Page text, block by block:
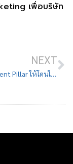
เพื่อบริษัท
NEXT
5 วิธีวาง Content Pillar ให้โดนใจลูกค้าบนหน้าเพจ Facebook